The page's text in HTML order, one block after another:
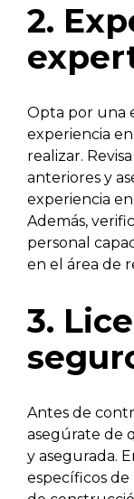
2.
Opta por una
experiencia
realizar.
anteriores y
experiencia
Además,
personal
en el área de
3.
Antes de
asegúrate de
y asegurada.
específicos de